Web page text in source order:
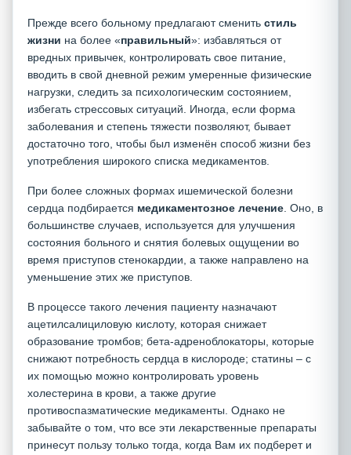
Прежде всего больному предлагают сменить стиль
жизни на более «правильный»: избавляться от
вредных привычек, контролировать свое питание,
вводить в свой дневной режим умеренные физические
нагрузки, следить за психологическим состоянием,
избегать стрессовых ситуаций. Иногда, если форма
заболевания и степень тяжести позволяют, бывает
достаточно того, чтобы был изменён способ жизни без
употребления широкого списка медикаментов.
При более сложных формах ишемической болезни
сердца подбирается медикаментозное лечение . Оно, в
большинстве случаев, используется для улучшения
состояния больного и снятия болевых ощущении во
время приступов стенокардии, а также направлено на
уменьшение этих же приступов.
В процессе такого лечения пациенту назначают
ацетилсалициловую кислоту, которая снижает
образование тромбов; бета-адреноблокаторы, которые
снижают потребность сердца в кислороде; статины – с
их помощью можно контролировать уровень
холестерина в крови, а также другие
противоспазматические медикаменты. Однако не
забывайте о том, что все эти лекарственные препараты
принесут пользу только тогда, когда Вам их подберет и